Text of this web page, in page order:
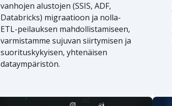
vanhojen alustojen (SSIS, ADF,
Databricks) migraatioon ja nolla-
ETL-peilauksen mahdollistamiseen,
varmistamme sujuvan siirtymisen ja
suorituskykyisen, yhtenäisen
dataympäristön.